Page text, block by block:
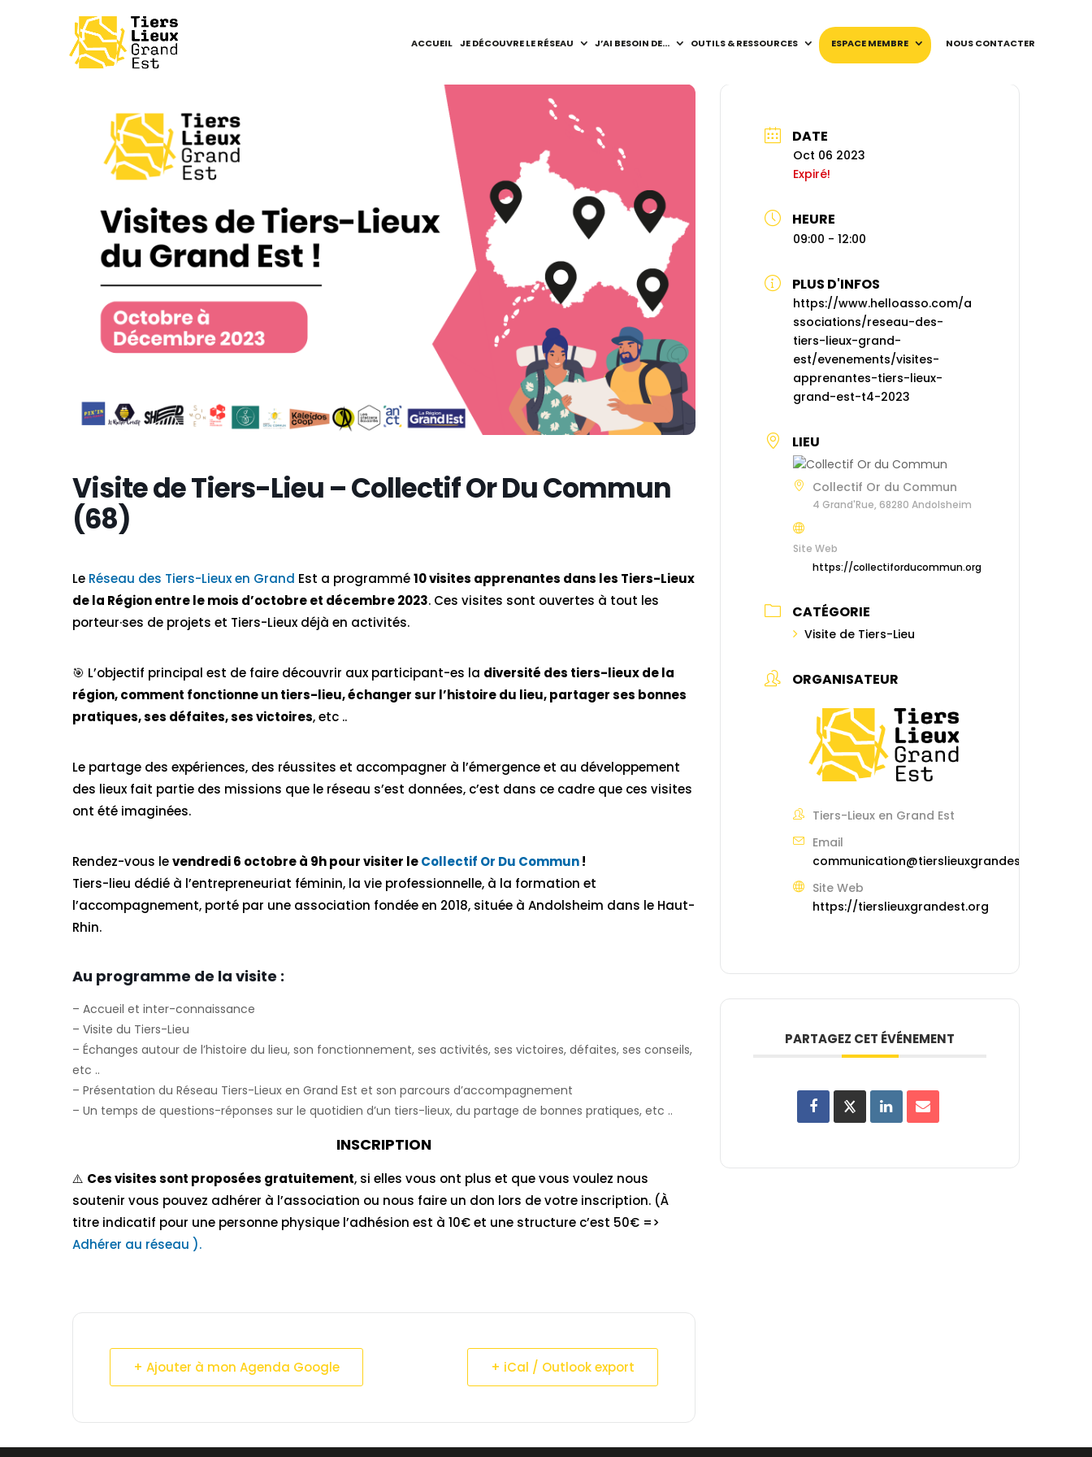
ACCUEIL JE DÉCOUVRE LE RÉSEAU J’AI BESOIN DE… OUTILS & RESSOURCES ESPACE MEMBRE NOUS CONTACTER
Visite de Tiers-Lieu – Collectif Or Du Commun
(68)
Le Réseau des Tiers-Lieux en Grand Est a programmé10 visites apprenantes dans les Tiers-Lieux
de la Région entre le mois d’octobre et décembre 2023. Ces visites sont ouvertes à tout les
porteur·ses de projets et Tiers-Lieux déjà en activités.
🎯​ L’objectif principal est de faire découvrir aux participant-es la diversité des tiers-lieux de la
région, comment fonctionne un tiers-lieu, échanger sur l’histoire du lieu, partager ses bonnes
pratiques, ses défaites, ses victoires, etc ..
Le partage des expériences, des réussites et accompagner à l’émergence et au développement
des lieux fait partie des missions que le réseau s’est données, c’est dans ce cadre que ces visites
ont été imaginées.
Rendez-vous levendredi 6 octobre à 9h pour visiter leCollectif Or Du Commun!
Tiers-lieu dédié à l’entrepreneuriat féminin, la vie professionnelle, à la formation et
l’accompagnement, porté par une association fondée en 2018, située à Andolsheim dans le Haut-
Rhin.
Au programme de la visite :
– Accueil et inter-connaissance
– Visite du Tiers-Lieu
– Échanges autour de l’histoire du lieu, son fonctionnement, ses activités, ses victoires, défaites, ses conseils,
etc ..
– Présentation du Réseau Tiers-Lieux en Grand Est et son parcours d’accompagnement
– Un temps de questions-réponses sur le quotidien d’un tiers-lieux, du partage de bonnes pratiques, etc ..
INSCRIPTION
⚠️​ Ces visites sont proposées gratuitement, si elles vous ont plus et que vous voulez nous
soutenir vous pouvez adhérer à l’association ou nous faire un don lors de votre inscription. (À
titre indicatif pour une personne physique l’adhésion est à 10€ et une structure c’est 50€ =>
Adhérer au réseau ).
+ Ajouter à mon Agenda Google + iCal / Outlook export
DATE
Oct 06 2023
Expiré!
HEURE
09:00 - 12:00
PLUS D'INFOS
https://www.helloasso.com/a
ssociations/reseau-des-
tiers-lieux-grand-
est/evenements/visites-
apprenantes-tiers-lieux-
grand-est-t4-2023
LIEU
Collectif Or du Commun
4 Grand'Rue, 68280 Andolsheim
Site Web
https://collectiforducommun.org
CATÉGORIE
Visite de Tiers-Lieu
ORGANISATEUR
Tiers-Lieux en Grand Est
Email
communication@tierslieuxgrandest.org
Site Web
https://tierslieuxgrandest.org
PARTAGEZ CET ÉVÉNEMENT